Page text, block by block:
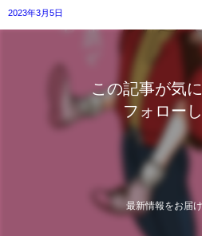
2023年3月5日
この記事が気
フォロー
最新情報をお届